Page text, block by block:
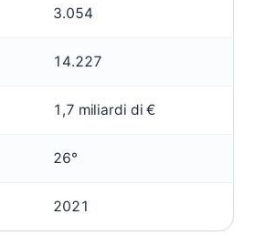
3.054
14.227
1,7 miliardi di €
26°
2021